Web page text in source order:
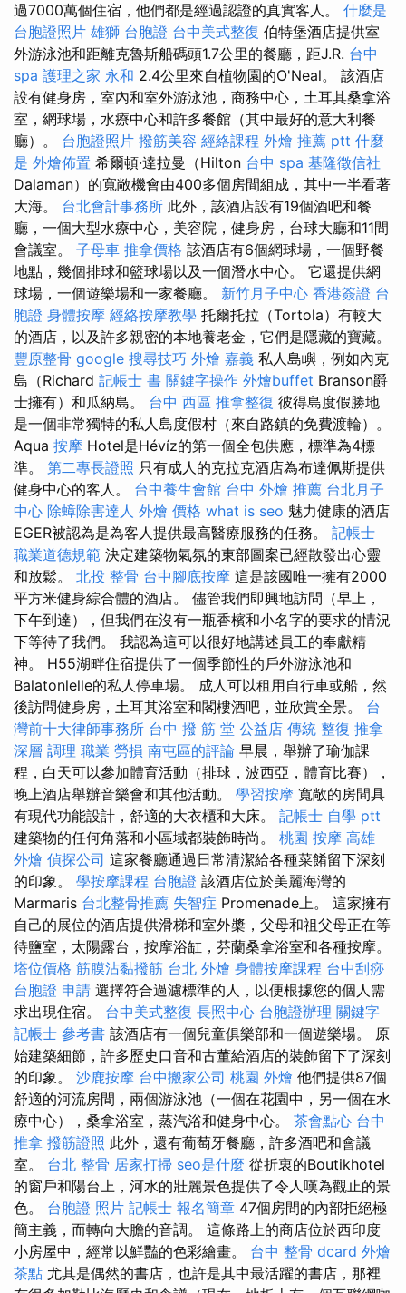
過7000萬個住宿，他們都是經過認證的真實客人。 什麼是
台胞證照片 雄獅 台胞證 台中美式整復 伯特堡酒店提供室
外游泳池和距離克魯斯船碼頭1.7公里的餐廳，距J.R. 台中
spa 護理之家 永和 2.4公里來自植物園的O'Neal。 該酒店
設有健身房，室內和室外游泳池，商務中心，土耳其桑拿浴
室，網球場，水療中心和許多餐館（其中最好的意大利餐
廳）。 台胞證照片 撥筋美容 經絡課程 外燴 推薦 ptt 什麼
是 外燴佈置 希爾頓·達拉曼（Hilton 台中 spa 基隆徵信社
Dalaman）的寬敞機會由400多個房間組成，其中一半看著
大海。 台北會計事務所 此外，該酒店設有19個酒吧和餐
廳，一個大型水療中心，美容院，健身房，台球大廳和11間
會議室。 子母車 推拿價格 該酒店有6個網球場，一個野餐
地點，幾個排球和籃球場以及一個潛水中心。 它還提供網
球場，一個遊樂場和一家餐廳。 新竹月子中心 香港簽證 台
胞證 身體按摩 經絡按摩教學 托爾托拉（Tortola）有較大
的酒店，以及許多親密的本地養老金，它們是隱藏的寶藏。
豐原整骨 google 搜尋技巧 外燴 嘉義 私人島嶼，例如內克
島（Richard 記帳士 書 關鍵字操作 外燴buffet Branson爵
士擁有）和瓜納島。 台中 西區 推拿整復 彼得島度假勝地
是一個非常獨特的私人島度假村（來自路鎮的免費渡輪）。
Aqua 按摩 Hotel是Hévíz的第一個全包供應，標準為4標
準。 第二專長證照 只有成人的克拉克酒店為布達佩斯提供
健身中心的客人。 台中養生會館 台中 外燴 推薦 台北月子
中心 除蟑除害達人 外燴 價格 what is seo 魅力健康的酒店
EGER被認為是為客人提供最高醫療服務的任務。 記帳士
職業道德規範 決定建築物氣氛的東部圖案已經散發出心靈
和放鬆。 北投 整骨 台中腳底按摩 這是該國唯一擁有2000
平方米健身綜合體的酒店。 儘管我們即興地訪問（早上，
下午到達），但我們在沒有一瓶香檳和小名字的要求的情況
下等待了我們。 我認為這可以很好地講述員工的奉獻精
神。 H55湖畔住宿提供了一個季節性的戶外游泳池和
Balatonlelle的私人停車場。 成人可以租用自行車或船，然
後訪問健身房，土耳其浴室和閣樓酒吧，並欣賞全景。 台
灣前十大律師事務所 台中 撥 筋 堂 公益店 傳統 整復 推拿
深層 調理 職業 勞損 南屯區的評論 早晨，舉辦了瑜伽課
程，白天可以參加體育活動（排球，波西亞，體育比賽），
晚上酒店舉辦音樂會和其他活動。 學習按摩 寬敞的房間具
有現代功能設計，舒適的大衣櫃和大床。 記帳士 自學 ptt
建築物的任何角落和小區域都裝飾時尚。 桃園 按摩 高雄
外燴 偵探公司 這家餐廳通過日常清潔給各種菜餚留下深刻
的印象。 學按摩課程 台胞證 該酒店位於美麗海灣的
Marmaris 台北整骨推薦 失智症 Promenade上。 這家擁有
自己的展位的酒店提供滑梯和室外槳，父母和祖父母正在等
待鹽室，太陽露台，按摩浴缸，芬蘭桑拿浴室和各種按摩。
塔位價格 筋膜沾黏撥筋 台北 外燴 身體按摩課程 台中刮痧
台胞證 申請 選擇符合過濾標準的人，以便根據您的個人需
求出現住宿。 台中美式整復 長照中心 台胞證辦理 關鍵字
記帳士 參考書 該酒店有一個兒童俱樂部和一個遊樂場。 原
始建築細節，許多歷史口音和古董給酒店的裝飾留下了深刻
的印象。 沙鹿按摩 台中搬家公司 桃園 外燴 他們提供87個
舒適的河流房間，兩個游泳池（一個在花園中，另一個在水
療中心），桑拿浴室，蒸汽浴和健身中心。 茶會點心 台中
推拿 撥筋證照 此外，還有葡萄牙餐廳，許多酒吧和會議
室。 台北 整骨 居家打掃 seo是什麼 從折衷的Boutikhotel
的窗戶和陽台上，河水的壯麗景色提供了令人嘆為觀止的景
色。 台胞證 照片 記帳士 報名簡章 47個房間的內部拒絕極
簡主義，而轉向大膽的音調。 這條路上的商店位於西印度
小房屋中，經常以鮮豔的色彩繪畫。 台中 整骨 dcard 外燴
茶點 尤其是偶然的書店，也許是其中最活躍的書店，那裡